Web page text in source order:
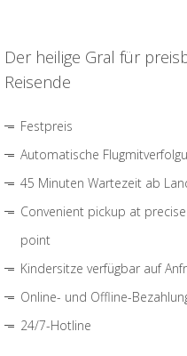
Der heilige Gral für
Reisende
Festpreis
Automatische
45 Minuten Wartezeit ab
Convenient pickup at
point
Kindersitze verfügbar auf
Online- und Offline-
24/7-Hotline